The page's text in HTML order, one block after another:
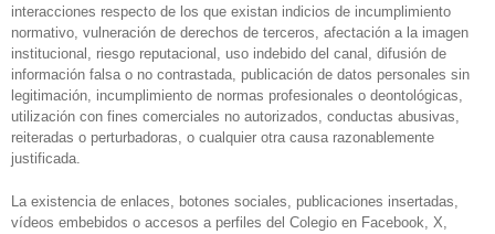
interacciones respecto de los que existan indicios de incumplimiento
normativo, vulneración de derechos de terceros, afectación a la imagen
institucional, riesgo reputacional, uso indebido del canal, difusión de
información falsa o no contrastada, publicación de datos personales sin
legitimación, incumplimiento de normas profesionales o deontológicas,
utilización con fines comerciales no autorizados, conductas abusivas,
reiteradas o perturbadoras, o cualquier otra causa razonablemente
justificada.
La existencia de enlaces, botones sociales, publicaciones insertadas,
vídeos embebidos o accesos a perfiles del Colegio en Facebook, X,